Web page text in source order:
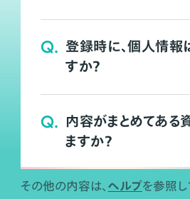
Q. 登録時に、個人情報
すか？
Q. 内容がまとめてある
ますか？
その他の内容は、 ヘルプを参照し